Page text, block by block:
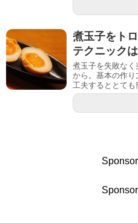
煮玉子をト
テクニック
煮玉子を失敗な
から。基本の作り
工夫するととても